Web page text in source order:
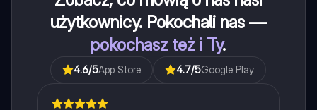
użytkownicy. Pokochali nas —
pokochasz też i Ty.
4.6/5App Store 4.7/5Google Play